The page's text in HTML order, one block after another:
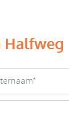
Halfweg